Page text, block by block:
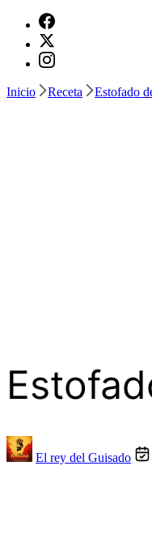
Inicio Receta Estofado
El rey del Guisado